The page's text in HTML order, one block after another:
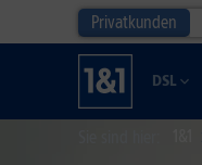
Privatkunden
DSL